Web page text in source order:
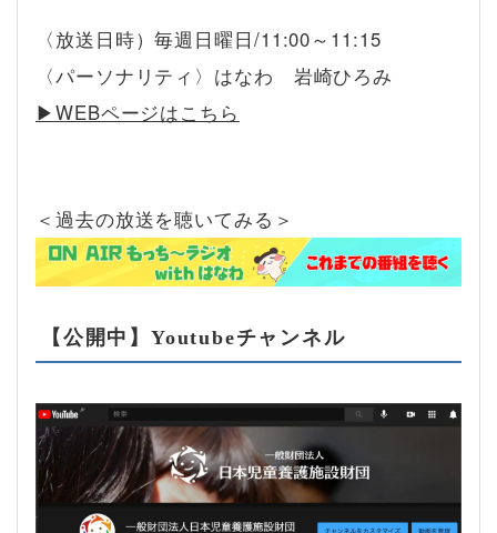
〈放送日時）毎週日曜日/11:00～11:15
〈パーソナリティ〉はなわ 岩崎ひろみ
▶︎WEBページはこちら
＜過去の放送を聴いてみる＞
【公開中】Youtubeチャンネル